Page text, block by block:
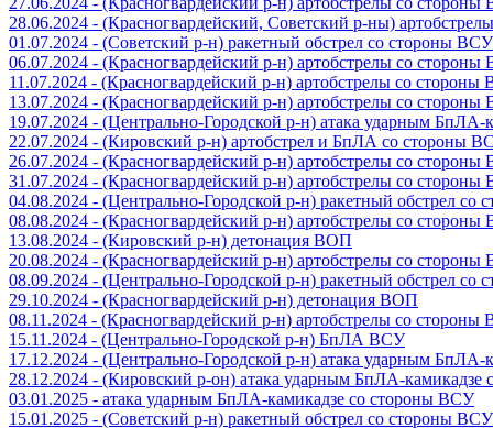
28.06.2024 - (Красногвардейский, Советский р-ны)
01.07.2024 - (Советский р-н) ракетный обстрел со стороны ВСУ
06.07.2024 - (Красногвардейский р-н) артобстрелы со
11.07.2024 - (Красногвардейский р-н) артобстрелы со стороны
13.07.2024 - (Красногвардейский р-н) артобстрелы со
19.07.2024 - (Центрально-Городской р-н) атака ударным
22.07.2024 - (Кировский р-н) артобстрел и БпЛА со стороны
26.07.2024 - (Красногвардейский р-н) артобстрелы со
31.07.2024 - (Красногвардейский р-н) артобстрелы со
04.08.2024 - (Центрально-Городской р-н) ракетный обстрел со
08.08.2024 - (Красногвардейский р-н) артобстрелы со
13.08.2024 - (Кировский р-н) детонация ВОП
20.08.2024 - (Красногвардейский р-н) артобстрелы со
08.09.2024 - (Центрально-Городской р-н) ракетный обстрел со
29.10.2024 - (Красногвардейский р-н) детонация ВОП
08.11.2024 - (Красногвардейский р-н) артобстрелы со стороны
15.11.2024 - (Центрально-Городской р-н) БпЛА ВСУ
17.12.2024 - (Центрально-Городской р-н) атака ударным
28.12.2024 - (Кировский р-он) атака ударным БпЛА-
03.01.2025 - атака ударным БпЛА-камикадзе со стороны ВСУ
15.01.2025 - (Советский р-н) ракетный обстрел со стороны ВСУ